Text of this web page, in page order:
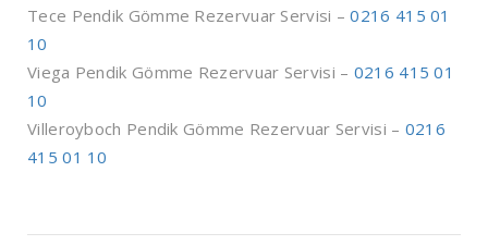
Tece Pendik Gömme Rezervuar Servisi –0216 415 01
10
Viega Pendik Gömme Rezervuar Servisi – 0216 415 01
10
Villeroyboch Pendik Gömme Rezervuar Servisi – 0216
415 01 10